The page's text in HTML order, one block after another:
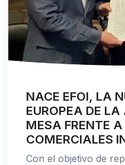
NACE EFOI, LA
EUROPEA DE
MESA FRENTE
COMERCIALES
Con el objetivo de